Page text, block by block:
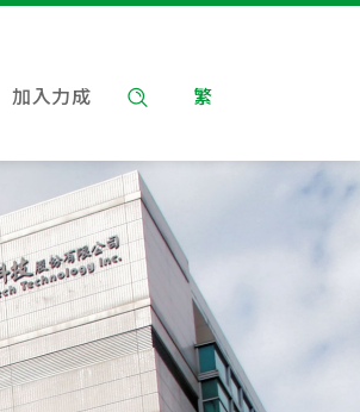
加入力成 繁